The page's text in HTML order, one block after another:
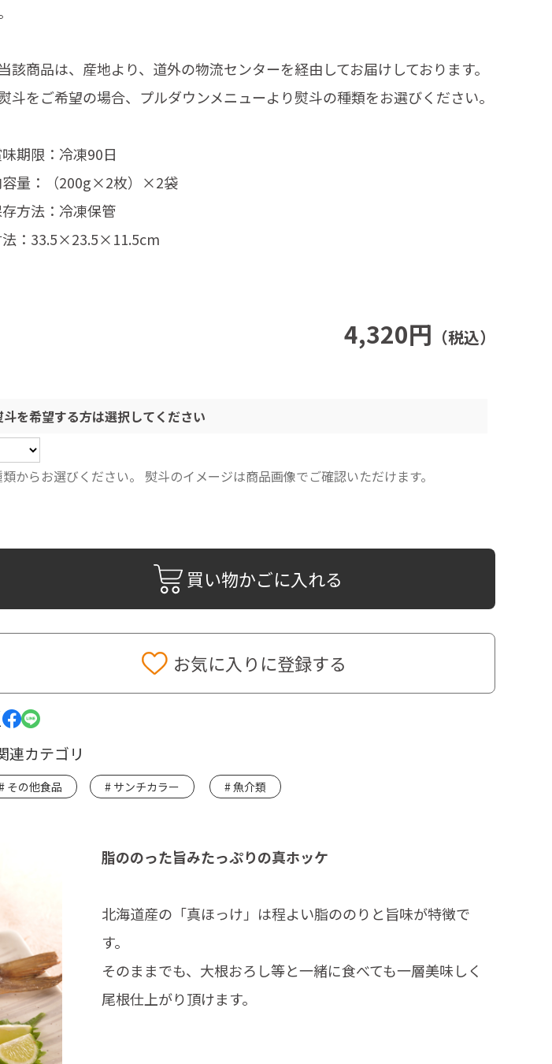
4,320円 （税込）
斗を希望する方は選択してください
からお選びください。 熨斗のイメージは商品画像でご確認いただけます。
買い物かごに入れる
お気に入りに登録する
該商品は、産地より、道外の物流センターを経由してお届けしております。
斗をご希望の場合、プルダウンメニューより熨斗の種類をお選びください。
期限：冷凍90日
容量：（200g×2枚）×2袋
方法：冷凍保管
法：33.5×23.5×11.5cm
連カテゴリ
その他食品 サンチカラー 魚介類
脂ののった旨みたっぷりの真ホッケ
北海道産の「真ほっけ」は程よい脂ののりと旨味が特徴で
す。
そのままでも、大根おろし等と一緒に食べても一層美味しく
尾根仕上がり頂けます。